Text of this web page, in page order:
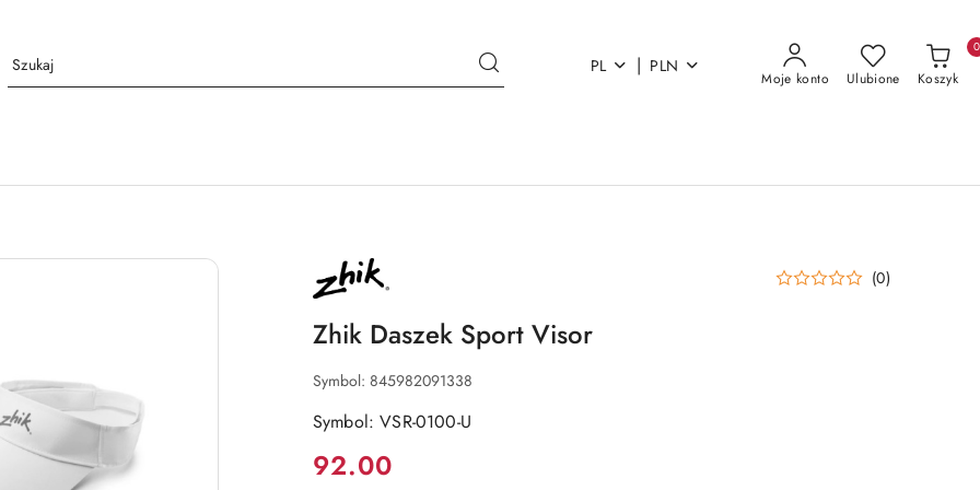
PL | PLN
Moje konto Ulubione Koszyk
0
NAZWA
PRODUCENTA:
ZHIK
(0)
Zhik Daszek Sport Visor
Symbol: 845982091338
Symbol: VSR-0100-U
Cena:
92.00